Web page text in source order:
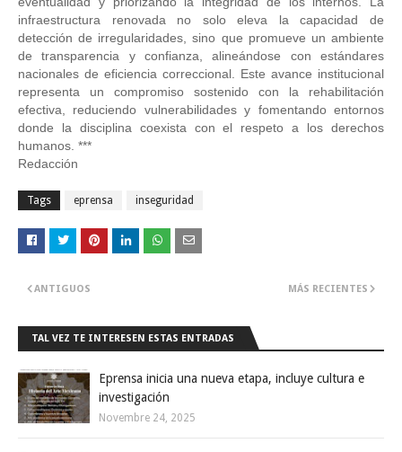
infraestructura renovada no solo eleva la capacidad de
detección de irregularidades, sino que promueve un ambiente
de transparencia y confianza, alineándose con estándares
nacionales de eficiencia correccional. Este avance institucional
representa un compromiso sostenido con la rehabilitación
efectiva, reduciendo vulnerabilidades y fomentando entornos
donde la disciplina coexista con el respeto a los derechos
humanos. ***
Redacción
Tags eprensa inseguridad
MÁS RECIENTES
ANTIGUOS
TAL VEZ TE INTERESEN ESTAS ENTRADAS
Eprensa inicia una nueva etapa, incluye cultura e
investigación
Novembre 24, 2025